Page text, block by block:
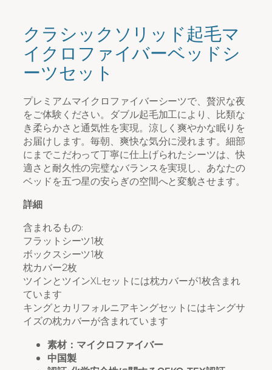
クラシックソリッド起毛マ
イクロファイバーベッドシ
ーツセット
プレミアムマイクロファイバーシーツで、贅沢な夜
をご体験ください。ダブル起毛加工により、比類な
き柔らかさと通気性を実現。涼しく爽やかな眠りを
お届けします。毎朝、爽快な気分に浸れます。細部
にまでこだわって丁寧に仕上げられたシーツは、快
適さと耐久性の完璧なバランスを実現し、あなたの
ベッドを五つ星の安らぎの空間へと変貌させます。
詳細
含まれるもの:
フラットシーツ1枚
ボックスシーツ1枚
枕カバー2枚
ツインとツインXLセットには枕カバーが1枚含まれ
ています
キングとカリフォルニアキングセットにはキングサ
イズの枕カバーが含まれています
素材：マイクロファイバー
中国製
ファイルのアップロード
アップ